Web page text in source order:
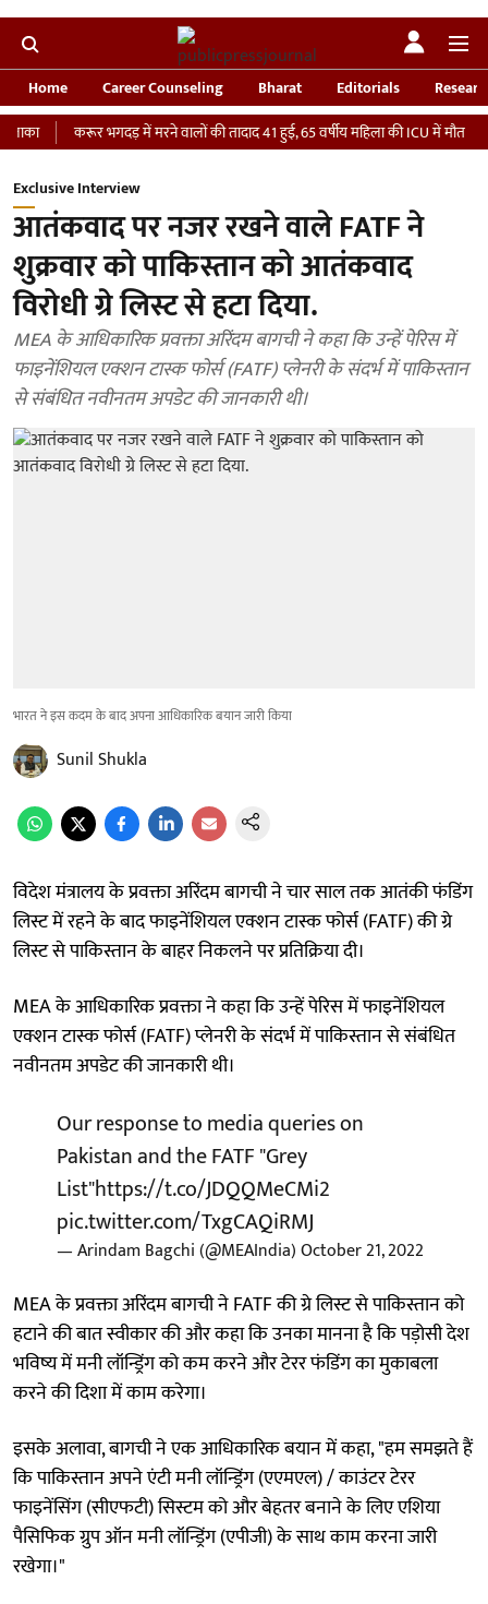
Home Career Counseling Bharat Editorials
करूर भगदड़ में मरने वालों की तादाद 41 हुई, 65 वर्षीय महिला की ICU में मौत
Exclusive Interview
आतंकवाद पर नजर रखने वाले FATF ने
शुक्रवार को पाकिस्तान को आतंकवाद
विरोधी ग्रे लिस्ट से हटा दिया.
MEA के आधिकारिक प्रवक्ता अरिंदम बागची ने कहा कि उन्हें पेरिस में
फाइनेंशियल एक्शन टास्क फोर्स (FATF) प्लेनरी के संदर्भ में पाकिस्तान
से संबंधित नवीनतम अपडेट की जानकारी थी।
भारत ने इस कदम के बाद अपना आधिकारिक बयान जारी किया
Sunil Shukla
विदेश मंत्रालय के प्रवक्ता अरिंदम बागची ने चार साल तक आतंकी फंडिंग
लिस्ट में रहने के बाद फाइनेंशियल एक्शन टास्क फोर्स (FATF) की ग्रे
लिस्ट से पाकिस्तान के बाहर निकलने पर प्रतिक्रिया दी।
MEA के आधिकारिक प्रवक्ता ने कहा कि उन्हें पेरिस में फाइनेंशियल
एक्शन टास्क फोर्स (FATF) प्लेनरी के संदर्भ में पाकिस्तान से संबंधित
नवीनतम अपडेट की जानकारी थी।
Our response to media queries on
Pakistan and the FATF "Grey
List"https://t.co/JDQQMeCMi2
pic.twitter.com/TxgCAQiRMJ
— Arindam Bagchi (@MEAIndia)October 21, 2022
MEA के प्रवक्ता अरिंदम बागची ने FATF की ग्रे लिस्ट से पाकिस्तान को
हटाने की बात स्वीकार की और कहा कि उनका मानना है कि पड़ोसी देश
भविष्य में मनी लॉन्ड्रिंग को कम करने और टेरर फंडिंग का मुकाबला
करने की दिशा में काम करेगा।
इसके अलावा, बागची ने एक आधिकारिक बयान में कहा, "हम समझते हैं
कि पाकिस्तान अपने एंटी मनी लॉन्ड्रिंग (एएमएल) / काउंटर टेरर
फाइनेंसिंग (सीएफटी) सिस्टम को और बेहतर बनाने के लिए एशिया
पैसिफिक ग्रुप ऑन मनी लॉन्ड्रिंग (एपीजी) के साथ काम करना जारी
रखेगा।"